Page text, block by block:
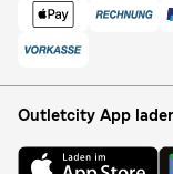
Outletcity App